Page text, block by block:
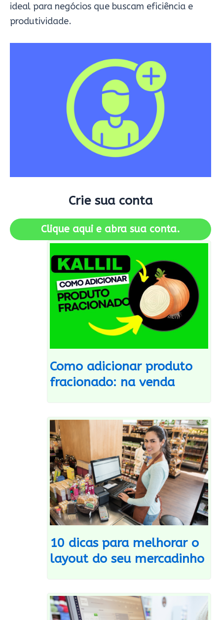
ideal para negócios que buscam eficiência e
produtividade.
Crie sua conta
Clique aqui e abra sua conta.
Como adicionar produto
fracionado: na venda
10 dicas para melhorar o
layout do seu mercadinho